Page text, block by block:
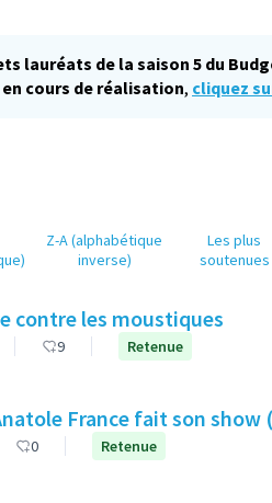
lauréats de la saison 5 du
en cours de réalisation, cliquez
Z-A (alphabétique
inverse)
Les plus
soutenues
contre les moustiques
9 Retenue
France fait son
0 Retenue